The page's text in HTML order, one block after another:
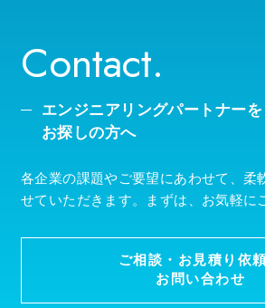
Contact.
エンジニアリングパートナーを
お探しの方へ
各企業の課題やご要望にあわせて、柔
せていただきます。まずは、お気軽に
ご相談・お見積り依頼
お問い合わせ